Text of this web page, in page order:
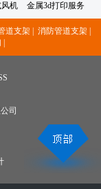
风机 金属3d打印服务
道支架 |
消防管道支架 |
司